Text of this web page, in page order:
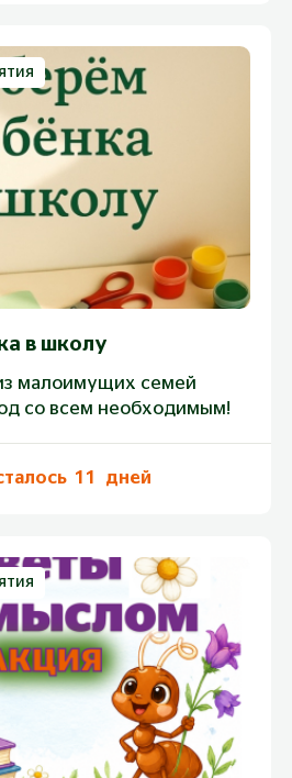
в школу
малоимущих семей
со всем необходимым!
11 дней